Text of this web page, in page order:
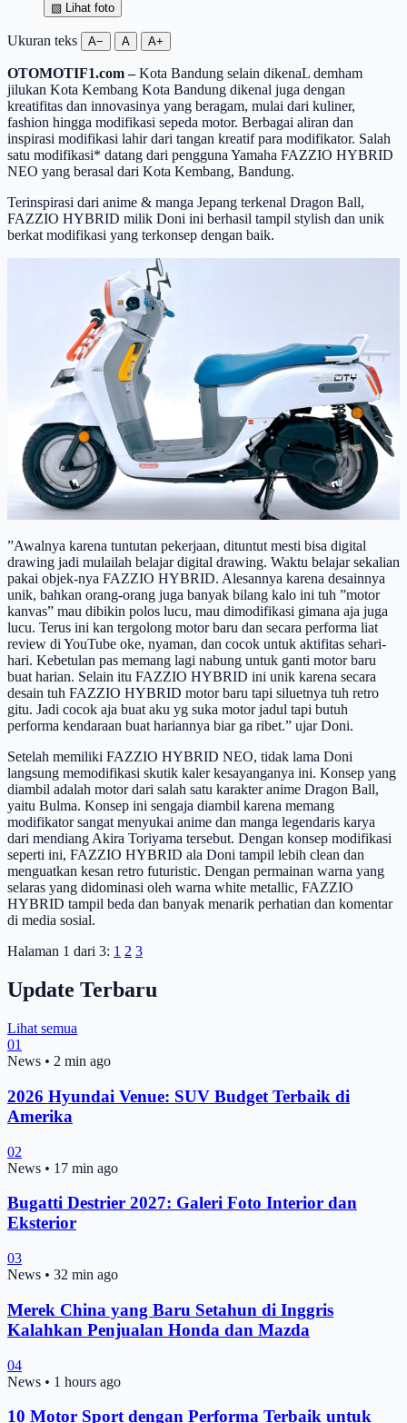
▧ Lihat foto
Ukuran teks A− A A+
OTOMOTIF1.com –Kota Bandung selain dikenaL demham
jilukan Kota Kembang Kota Bandung dikenal juga dengan
kreatifitas dan innovasinya yang beragam, mulai dari kuliner,
fashion hingga modifikasi sepeda motor. Berbagai aliran dan
inspirasi modifikasi lahir dari tangan kreatif para modifikator. Salah
satu modifikasi* datang dari pengguna Yamaha FAZZIO HYBRID
NEO yang berasal dari Kota Kembang, Bandung.
Terinspirasi dari anime & manga Jepang terkenal Dragon Ball,
FAZZIO HYBRID milik Doni ini berhasil tampil stylish dan unik
berkat modifikasi yang terkonsep dengan baik.
”Awalnya karena tuntutan pekerjaan, dituntut mesti bisa digital
drawing jadi mulailah belajar digital drawing. Waktu belajar sekalian
pakai objek-nya FAZZIO HYBRID. Alesannya karena desainnya
unik, bahkan orang-orang juga banyak bilang kalo ini tuh ”motor
kanvas” mau dibikin polos lucu, mau dimodifikasi gimana aja juga
lucu. Terus ini kan tergolong motor baru dan secara performa liat
review di YouTube oke, nyaman, dan cocok untuk aktifitas sehari-
hari. Kebetulan pas memang lagi nabung untuk ganti motor baru
buat harian. Selain itu FAZZIO HYBRID ini unik karena secara
desain tuh FAZZIO HYBRID motor baru tapi siluetnya tuh retro
gitu. Jadi cocok aja buat aku yg suka motor jadul tapi butuh
performa kendaraan buat hariannya biar ga ribet.” ujar Doni.
Setelah memiliki FAZZIO HYBRID NEO, tidak lama Doni
langsung memodifikasi skutik kaler kesayanganya ini. Konsep yang
diambil adalah motor dari salah satu karakter anime Dragon Ball,
yaitu Bulma. Konsep ini sengaja diambil karena memang
modifikator sangat menyukai anime dan manga legendaris karya
dari mendiang Akira Toriyama tersebut. Dengan konsep modifikasi
seperti ini, FAZZIO HYBRID ala Doni tampil lebih clean dan
menguatkan kesan retro futuristic. Dengan permainan warna yang
selaras yang didominasi oleh warna white metallic, FAZZIO
HYBRID tampil beda dan banyak menarik perhatian dan komentar
di media sosial.
Halaman 1 dari 3: 1 2 3
Update Terbaru
Lihat semua
01
News • 2 min ago
2026 Hyundai Venue: SUV Budget Terbaik di
Amerika
02
News • 17 min ago
Bugatti Destrier 2027: Galeri Foto Interior dan
Eksterior
03
News • 32 min ago
Merek China yang Baru Setahun di Inggris
Kalahkan Penjualan Honda dan Mazda
04
News • 1 hours ago
10 Motor Sport dengan Performa Terbaik untuk